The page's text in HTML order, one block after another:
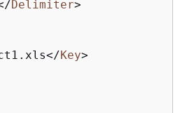
Delimiter>
</Key>